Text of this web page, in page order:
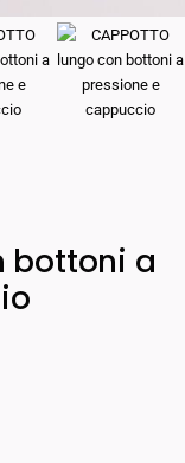
bottoni a